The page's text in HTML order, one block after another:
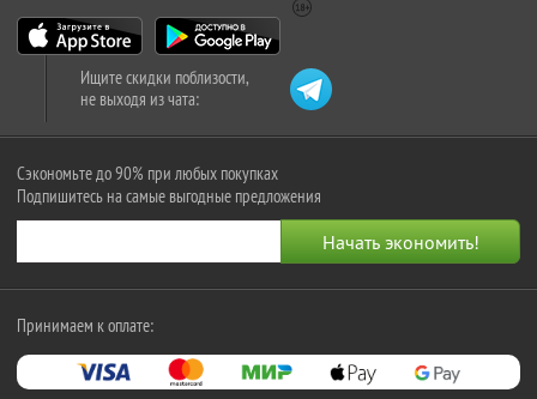
Ищите скидки поблизости,
не выходя из чата:
Сэкономьте до 90% при любых покупках
Подпишитесь на самые выгодные предложения
Принимаем к оплате: